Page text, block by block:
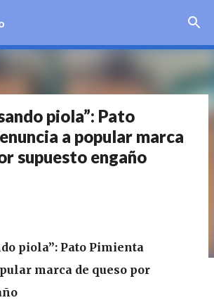
piola”: Pato
a popular marca
supuesto engaño
piola”: Pato Pimienta
marca de queso por